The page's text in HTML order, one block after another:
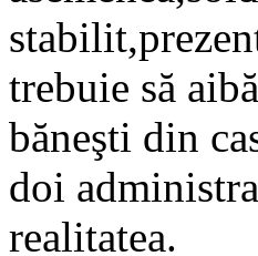
trebuie să
băneşti din
doi
realitatea.